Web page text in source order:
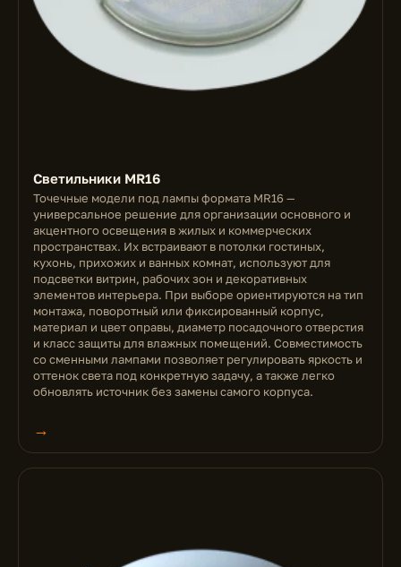
Светильники MR16
Точечные модели под лампы формата MR16 —
универсальное решение для организации основного и
акцентного освещения в жилых и коммерческих
пространствах. Их встраивают в потолки гостиных,
кухонь, прихожих и ванных комнат, используют для
подсветки витрин, рабочих зон и декоративных
элементов интерьера. При выборе ориентируются на тип
монтажа, поворотный или фиксированный корпус,
материал и цвет оправы, диаметр посадочного отверстия
и класс защиты для влажных помещений. Совместимость
со сменными лампами позволяет регулировать яркость и
оттенок света под конкретную задачу, а также легко
обновлять источник без замены самого корпуса.
→